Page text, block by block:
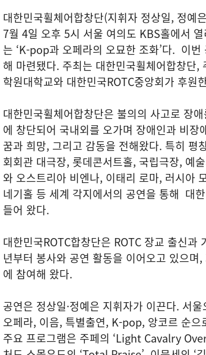
대한민국휠체어합창단(지휘자 정상일, 정예
7월 4일 오후 5시 서울 여의도 KBS홀에서
는 ‘K-pop과 오페라의 오묘한 조화’다. 이
해 마련됐다. 주최는 대한민국휠체어합창단,
학원대학교와 대한민국ROTC중앙회가 후원
대한민국휠체어합창단은 불의의 사고로 장
에 창단되어 국내외를 오가며 장애인과 비
꿈과 희망, 그리고 감동을 전해왔다. 특히 평
회회관 대극장, 롯데콘서트홀, 국립극장, 예
와 오스트리아 비엔나, 이태리 로마, 러시아
네기홀 등 세계 각지에서의 공연을 통해 대
들어 왔다.
대한민국ROTC합창단은 ROTC 장교 출신
년부터 봉사와 공연 활동을 이어오고 있으
에 참여해 왔다.
공연은 정상일·정예은 지휘자가 이끈다. 서
오페라, 이음, 특별출연, K-pop, 앙코르 순으
주요 프로그램은 주페의 ‘Light Cavalry